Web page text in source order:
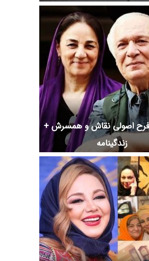
فرح اصولی نقاش و همسرش +
زندگینامه